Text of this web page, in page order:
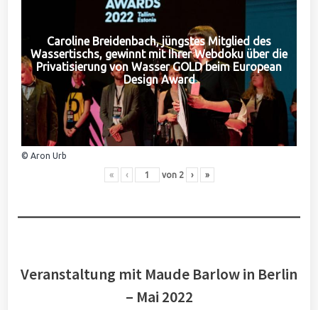
Caroline Breidenbach, jüngstes Mitglied des
Wassertischs, gewinnt mit Ihrer Webdoku über die
Privatisierung von Wasser GOLD beim European
Design Award
© Aron Urb
« ‹ von 2 › »
Veranstaltung mit Maude Barlow in Berlin
– Mai 2022